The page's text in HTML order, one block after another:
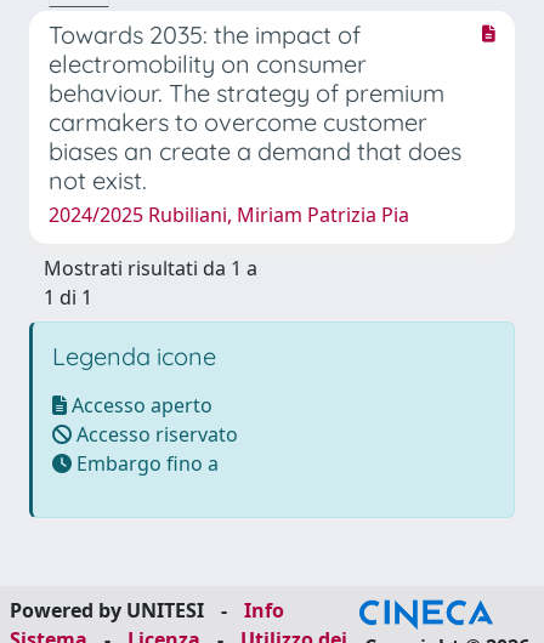
Towards 2035: the impact of
electromobility on consumer
behaviour. The strategy of premium
carmakers to overcome customer
biases an create a demand that does
not exist.
2024/2025 Rubiliani, Miriam Patrizia Pia
Mostrati risultati da 1 a
1 di 1
Legenda icone
Accesso aperto
Accesso riservato
Embargo fino a
Powered by UNITESI -
Info